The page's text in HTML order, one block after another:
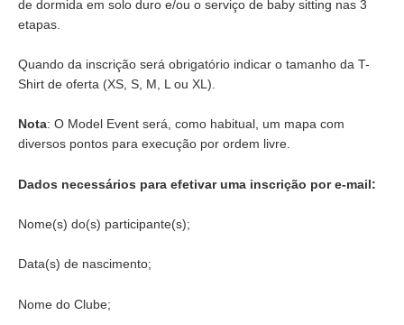
de dormida em solo duro e/ou o serviço de baby sitting nas 3
etapas.
Quando da inscrição será obrigatório indicar o tamanho da T-
Shirt de oferta (XS, S, M, L ou XL).
Nota: O Model Event será, como habitual, um mapa com
diversos pontos para execução por ordem livre.
Dados necessários para efetivar uma inscrição por e-mail:
Nome(s) do(s) participante(s);
Data(s) de nascimento;
Nome do Clube;